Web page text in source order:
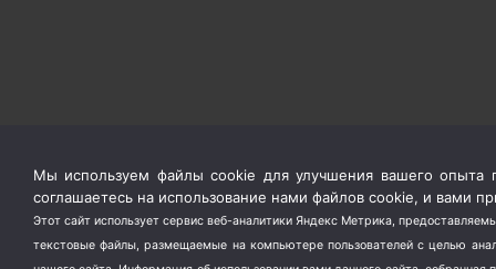
Мы используем файлы cookie для улучшения вашего опыта
соглашаетесь на использование нами файлов cookie, и вами
Этот сайт использует сервис веб-аналитики Яндекс Метрика,
текстовые файлы, размещаемые на компьютере пользователей с целью